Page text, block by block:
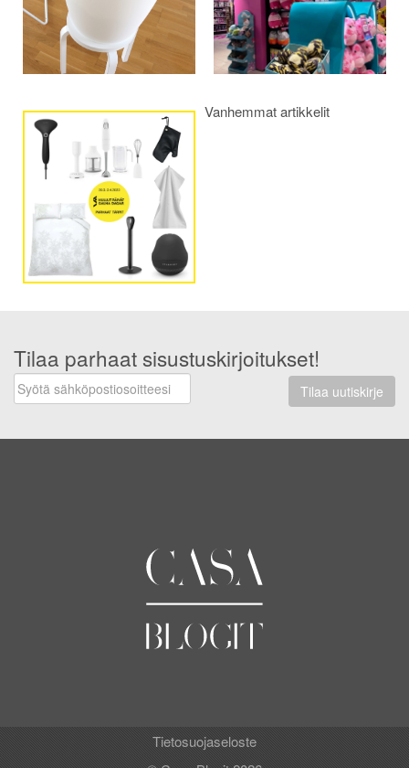
Vanhemmat artikkelit
Tilaa parhaat sisustuskirjoitukset!
Tilaa uutiskirje
Tietosuojaseloste